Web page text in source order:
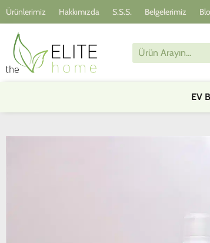
Ürünlerimiz Hakkımızda S.S.S. Belgelerimiz
EV